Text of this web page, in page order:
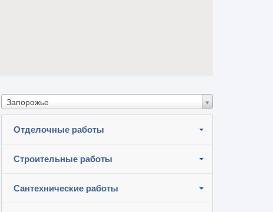
Запорожье
Отделочные работы
Строительные работы
Сантехнические работы